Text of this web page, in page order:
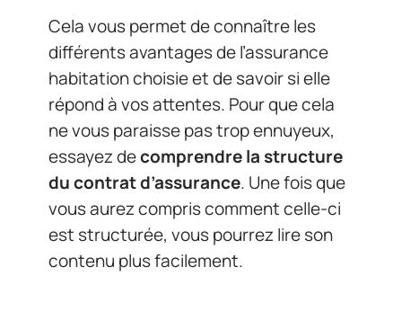
Cela vous permet de connaître les
différents avantages de l’assurance
habitation choisie et de savoir si elle
répond à vos attentes. Pour que cela
ne vous paraisse pas trop ennuyeux,
essayez decomprendre la structure
du contrat d’assurance. Une fois que
vous aurez compris comment celle-ci
est structurée, vous pourrez lire son
contenu plus facilement.